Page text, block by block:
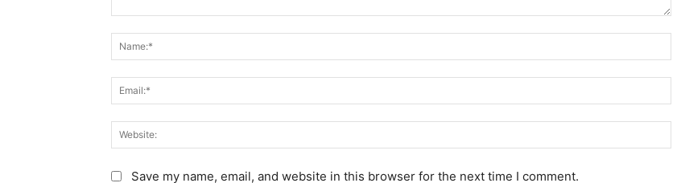
m
e
t
:
a
e
:
*
m
ie
Save my name, email, and website in this browser for the next time I comment.